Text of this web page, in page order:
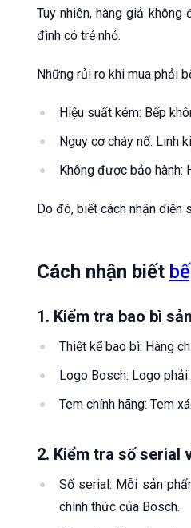
Tuy nhiên, hàng giả
đình có trẻ nhỏ.
Những rủi ro khi mua phải
Hiệu suất kém: Bếp
Nguy cơ cháy nổ: Linh
Không được bảo hành:
Do đó, biết cách nhận diện
Cách nhận biết
1. Kiểm tra bao bì
Thiết kế bao bì: Hàng
Logo Bosch: Logo
Tem chính hãng: Tem
2. Kiểm tra số serial
Số serial: Mỗi sản
chính thức của Bosch.